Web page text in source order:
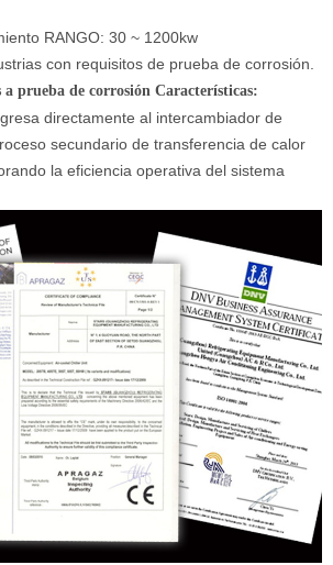
RANGO: 30 ~ 1200kw
con requisitos de prueba de corrosión.
prueba de corrosión Características:
directamente al intercambiador de
secundario de transferencia de calor
la eficiencia operativa del sistema